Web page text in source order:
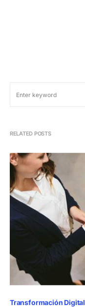
RELATED POSTS
Transformación Digital